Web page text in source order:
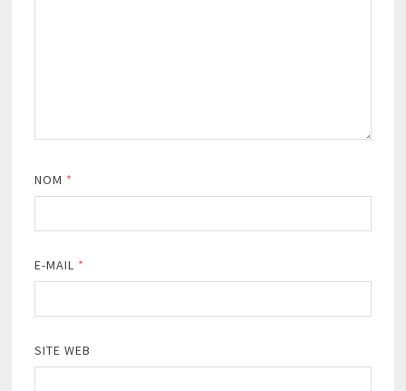
NOM *
E-MAIL *
SITE WEB